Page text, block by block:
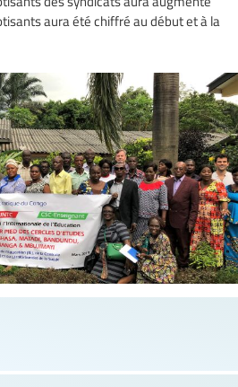
aura été chiffré au début et à la